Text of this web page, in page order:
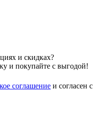
и скидках?
и покупайте с выгодой!
соглашение и согласен с